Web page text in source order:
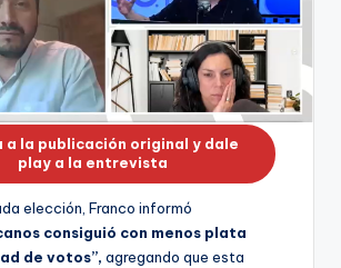
a la publicación original y dale
play a la entrevista
elección, Franco informó
consiguió con menos plata
de votos”, agregando que esta